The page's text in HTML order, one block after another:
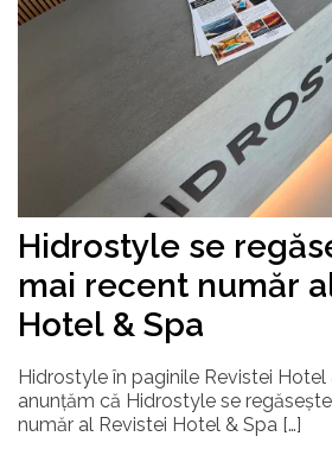
Hidrostyle se
mai recent număr
Hotel & Spa
Hidrostyle în paginile Revistei Hotel
anunțăm că Hidrostyle se
număr al Revistei Hotel & Spa […]